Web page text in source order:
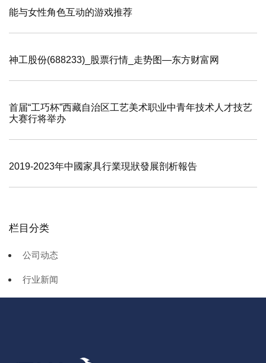
能与女性角色互动的游戏推荐
神工股份(688233)_股票行情_走势图—东方财富网
首届“工巧杯”西藏自治区工艺美术职业中青年技术人才技艺
大赛行将举办
2019-2023年中國家具行業現狀發展剖析報告
栏目分类
公司动态
行业新闻